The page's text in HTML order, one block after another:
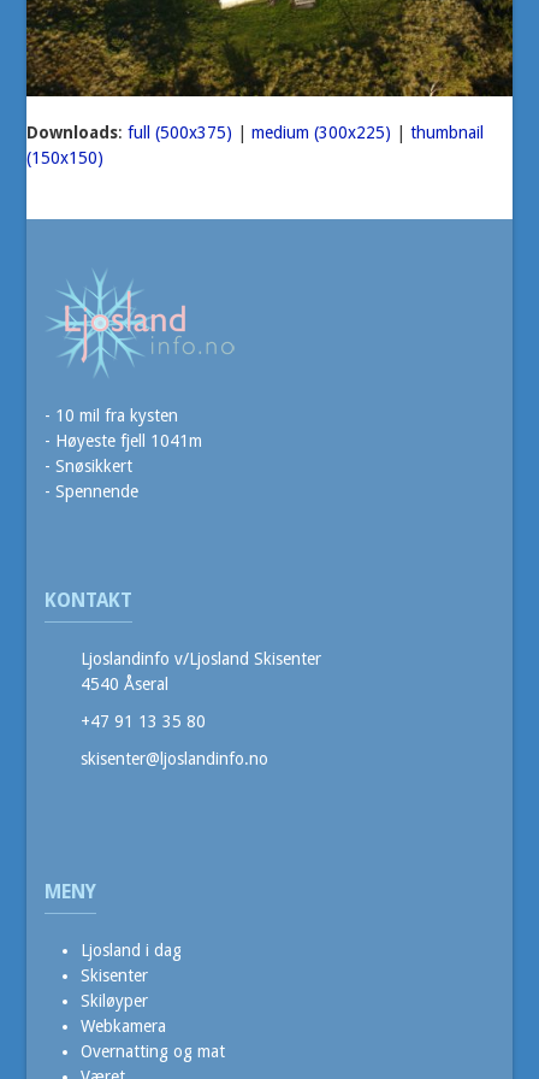
Downloads:full (500x375) |medium (300x225) |thumbnail
(150x150)
- 10 mil fra kysten
- Høyeste fjell 1041m
- Snøsikkert
- Spennende
KONTAKT
Ljoslandinfo v/Ljosland Skisenter
4540 Åseral
+47 91 13 35 80
skisenter@ljoslandinfo.no
MENY
Ljosland i dag
Skisenter
Skiløyper
Webkamera
Overnatting og mat